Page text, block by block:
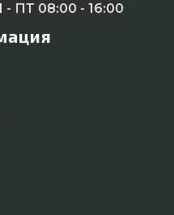
- ПТ 08:00 - 16:00